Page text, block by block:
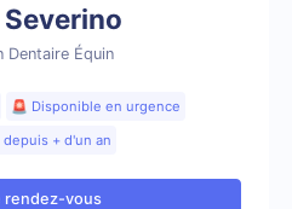
Severino
Dentaire Équin
🚨 Disponible en urgence
+ d'un an
rendez-vous